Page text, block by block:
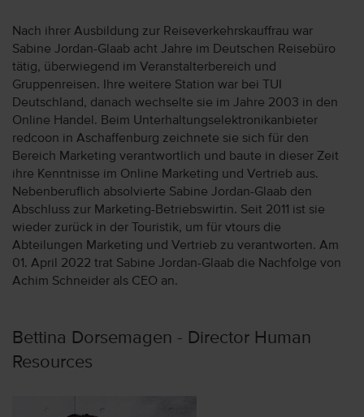
Nach ihrer Ausbildung zur Reiseverkehrskauffrau war
Sabine Jordan-Glaab acht Jahre im Deutschen Reisebüro
tätig, überwiegend im Veranstalterbereich und
Gruppenreisen. Ihre weitere Station war bei TUI
Deutschland, danach wechselte sie im Jahre 2003 in den
Online Handel. Beim Unterhaltungselektronikanbieter
redcoon in Aschaffenburg zeichnete sie sich für den
Bereich Marketing verantwortlich und baute in dieser Zeit
ihre Kenntnisse im Online Marketing und Vertrieb aus.
Nebenberuflich absolvierte Sabine Jordan-Glaab den
Abschluss zur Marketing-Betriebswirtin. Seit 2011 ist sie
wieder zurück in der Touristik, um für vtours die
Abteilungen Marketing und Vertrieb zu verantworten. Am
01. April 2022 trat Sabine Jordan-Glaab die Nachfolge von
Achim Schneider als CEO an.
Bettina Dorsemagen - Director Human
Resources